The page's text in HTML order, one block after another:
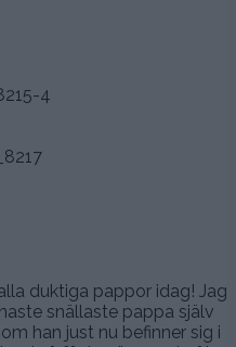
duktiga pappor idag! Jag
snällaste pappa själv
han just nu befinner sig i